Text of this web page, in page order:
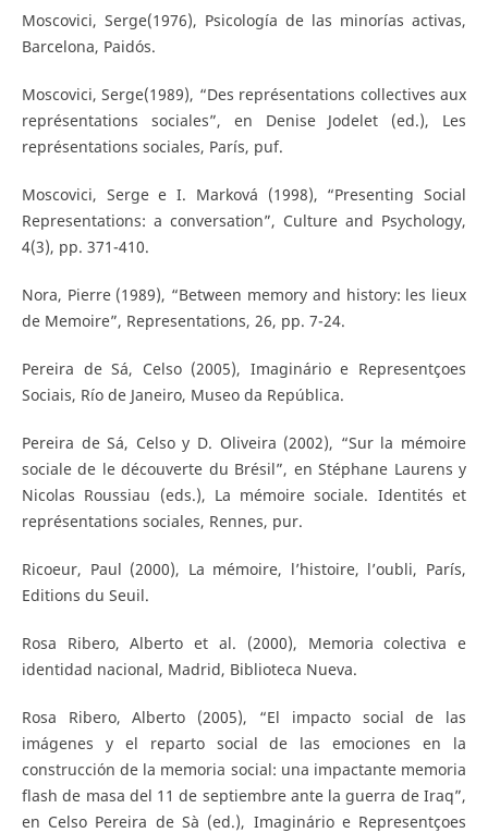
Moscovici, Serge(1976), Psicología de las minorías activas,
Barcelona, Paidós.
Moscovici, Serge(1989), “Des représentations collectives aux
représentations sociales”, en Denise Jodelet (ed.), Les
représentations sociales, París, puf.
Moscovici, Serge e I. Marková (1998), “Presenting Social
Representations: a conversation”, Culture and Psychology,
4(3), pp. 371-410.
Nora, Pierre (1989), “Between memory and history: les lieux
de Memoire”, Representations, 26, pp. 7-24.
Pereira de Sá, Celso (2005), Imaginário e Representçoes
Sociais, Río de Janeiro, Museo da República.
Pereira de Sá, Celso y D. Oliveira (2002), “Sur la mémoire
sociale de le découverte du Brésil”, en Stéphane Laurens y
Nicolas Roussiau (eds.), La mémoire sociale. Identités et
représentations sociales, Rennes, pur.
Ricoeur, Paul (2000), La mémoire, l’histoire, l’oubli, París,
Editions du Seuil.
Rosa Ribero, Alberto et al. (2000), Memoria colectiva e
identidad nacional, Madrid, Biblioteca Nueva.
Rosa Ribero, Alberto (2005), “El impacto social de las
imágenes y el reparto social de las emociones en la
construcción de la memoria social: una impactante memoria
flash de masa del 11 de septiembre ante la guerra de Iraq”,
en Celso Pereira de Sà (ed.), Imaginário e Representçoes